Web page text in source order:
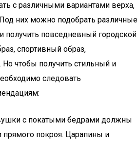
с различными вариантами верха,
них можно подобрать различные
получить повседневный городской
спортивный образ,
Но чтобы получить стильный и
следовать
с покатыми бедрами должны
покроя. Царапины и